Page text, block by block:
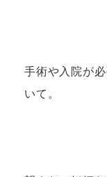
手術や入院が
いて。